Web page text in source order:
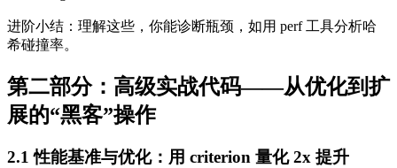
进阶小结：理解这些，你能诊断瓶颈，如用 perf 工具分析哈
希碰撞率。
第二部分：高级实战代码——从优化到扩
展的“黑客”操作
2.1 性能基准与优化：用 criterion 量化 2x 提升